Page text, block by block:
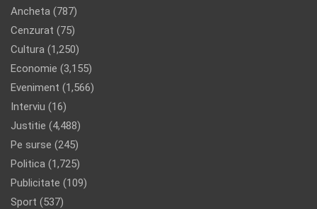
Ancheta (787)
Cenzurat (75)
Cultura (1,250)
Economie (3,155)
Eveniment (1,566)
Interviu (16)
Justitie (4,488)
Pe surse (245)
Politica (1,725)
Publicitate (109)
Sport (537)